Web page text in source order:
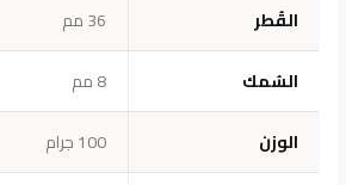
القُطر
36 مم
السُمك
8 مم
الوزن
100 جرام